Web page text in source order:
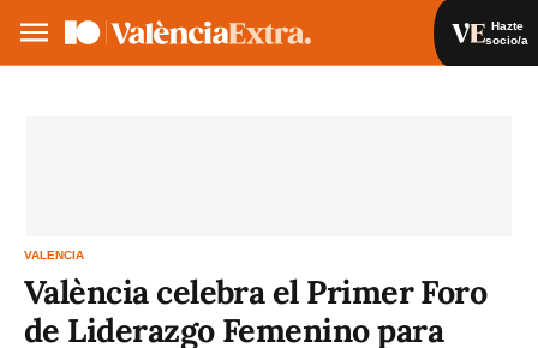
Hazte
socio/a
VALENCIA
València celebra el Primer Foro
de Liderazgo Femenino para